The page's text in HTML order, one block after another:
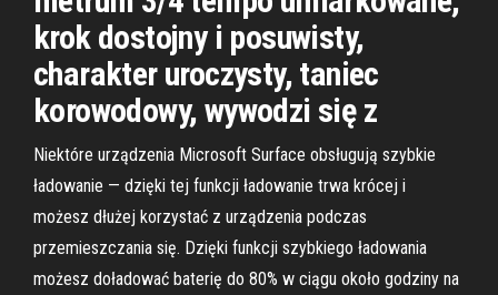
krok dostojny i posuwisty,
charakter uroczysty, taniec
korowodowy, wywodzi się z
Niektóre urządzenia Microsoft Surface obsługują szybkie
ładowanie — dzięki tej funkcji ładowanie trwa krócej i
możesz dłużej korzystać z urządzenia podczas
przemieszczania się. Dzięki funkcji szybkiego ładowania
możesz doładować baterię do 80% w ciągu około godziny na